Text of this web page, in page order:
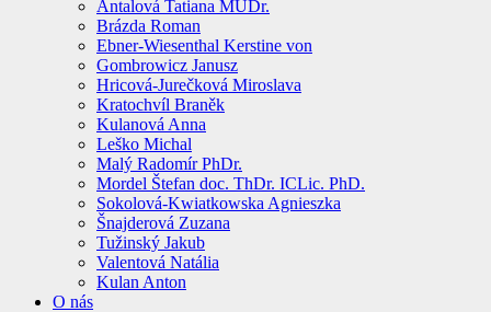
Antalová Tatiana MUDr.
Brázda Roman
Ebner-Wiesenthal Kerstine von
Gombrowicz Janusz
Hricová-Jurečková Miroslava
Kratochvíl Braněk
Kulanová Anna
Leško Michal
Malý Radomír PhDr.
Mordel Štefan doc. ThDr. ICLic. PhD.
Sokolová-Kwiatkowska Agnieszka
Šnajderová Zuzana
Tužinský Jakub
Valentová Natália
Kulan Anton
O nás